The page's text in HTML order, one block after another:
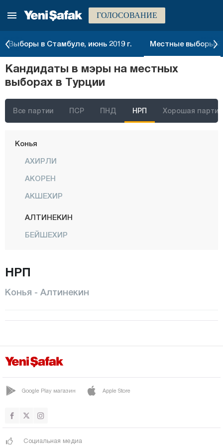
ГОЛОСОВАНИЕ
Выборы в Стамбуле, июнь 2019 г. Местные выборы
Кандидаты в мэры на местных
выборах в Турции
Все партии ПСР ПНД НРП Хорошая партия
Кастамону
Кырыккале
Кыркларэли
Коджаэли
Конья
АХИРЛИ
АКОРЕН
АКШЕХИР
АЛТИНЕКИН
БЕЙШЕХИР
ЧЕЛТИК
ДЖИХАНБЕЙЛИ
ДЕРБЕНТ
ДОГАНХИСАР
ЭРЕГЛИ
ХАДИМ
ХАЛКАПЫНАР
НРП
Конья - Алтинекин
Google Play магазин Apple Store
Социальная медиа